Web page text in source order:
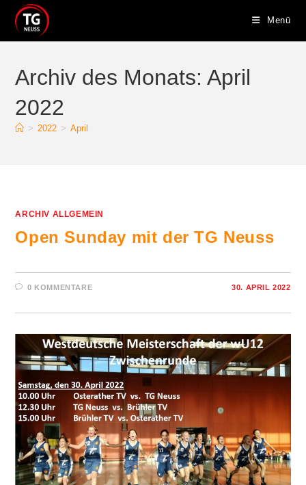
Inhalt
springen
Menü
Archiv des Monats: April
2022
> 2022 > April
ARCHIV ALLGEMEIN
Open Sunday mit der TG Neuss
0 KOMMENTARE 30. APRIL 2022